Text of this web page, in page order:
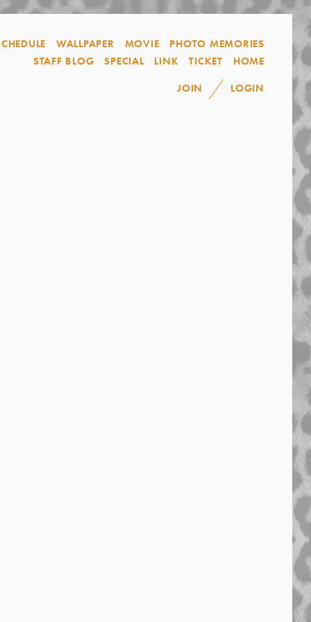
WALLPAPER MOVIE
PHOTO MEMORIES
STAFF BLOG
SPECIAL LINK TICKET
HOME
JOIN
LOGIN